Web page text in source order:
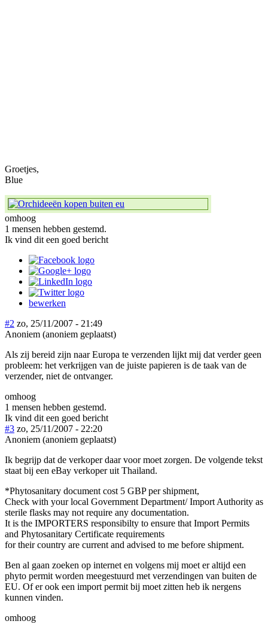
Groetjes,
Blue
omhoog
1 mensen hebben gestemd.
Ik vind dit een goed bericht
bewerken
#2 zo, 25/11/2007 - 21:49
Anoniem (anoniem geplaatst)
Als zij bereid zijn naar Europa te verzenden lijkt mij dat verder geen
probleem: het verkrijgen van de juiste papieren is de taak van de
verzender, niet de ontvanger.
omhoog
1 mensen hebben gestemd.
Ik vind dit een goed bericht
#3 zo, 25/11/2007 - 22:20
Anoniem (anoniem geplaatst)
Ik begrijp dat de verkoper daar voor moet zorgen. De volgende tekst
staat bij een eBay verkoper uit Thailand.
*Phytosanitary document cost 5 GBP per shipment,
Check with your local Government Department/ Import Authority as
sterile flasks may not require any documentation.
It is the IMPORTERS responsibilty to ensure that Import Permits
and Phytosanitary Certificate requirements
for their country are current and advised to me before shipment.
Ben al gaan zoeken op internet en volgens mij moet er altijd een
phyto permit worden meegestuurd met verzendingen van buiten de
EU. Of er ook een import permit bij moet zitten heb ik nergens
kunnen vinden.
omhoog